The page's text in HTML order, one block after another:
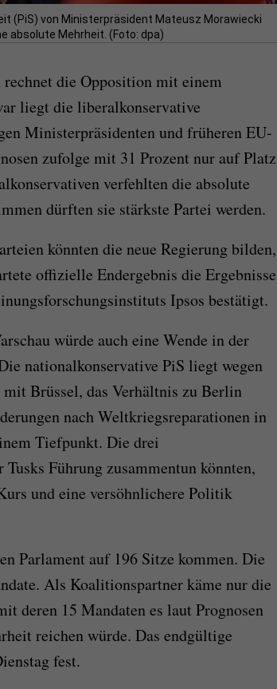
(PiS) von Ministerpräsident Mateusz Morawiecki
absolute Mehrheit. (Foto: dpa)
die Opposition mit einem
liegt die liberalkonservative
Ministerpräsidenten und früheren EU-
zufolge mit 31 Prozent nur auf Platz
verfehlten die absolute
dürften sie stärkste Partei werden.
könnten die neue Regierung bilden,
offizielle Endergebnis die Ergebnisse
Ipsos bestätigt.
würde auch eine Wende in der
nationalkonservative PiS liegt wegen
Brüssel, das Verhältnis zu Berlin
nach Weltkriegsreparationen in
Tiefpunkt. Die drei
Führung zusammentun könnten,
und eine versöhnlichere Politik
Parlament auf 196 Sitze kommen. Die
Als Koalitionspartner käme nur die
deren 15 Mandaten es laut Prognosen
reichen würde. Das endgültige
fest.